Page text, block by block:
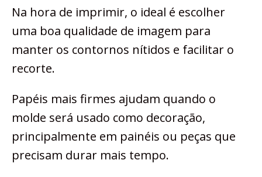
Na hora de imprimir, o ideal é escolher
uma boa qualidade de imagem para
manter os contornos nítidos e facilitar o
recorte.
Papéis mais firmes ajudam quando o
molde será usado como decoração,
principalmente em painéis ou peças que
precisam durar mais tempo.